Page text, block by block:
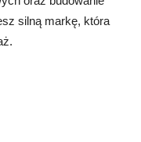
silną markę, która